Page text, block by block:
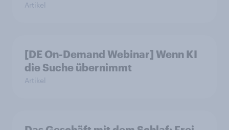
Artikel
[DE On-Demand Webinar] Wenn KI
die Suche übernimmt
Artikel